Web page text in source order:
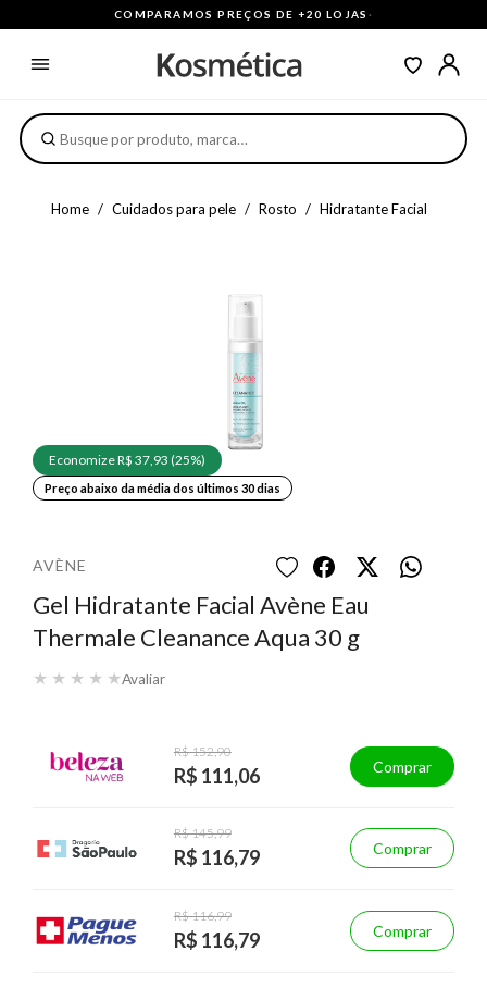
COMPARAMOS PREÇOS DE +20 LOJAS ·
Home Cuidados para pele Rosto Hidratante Facial
Economize R$ 37,93 (25%)
Preço abaixo da média dos últimos 30 dias
AVÈNE
Gel Hidratante Facial Avène Eau
Thermale Cleanance Aqua 30 g
★ ★ ★ ★ ★Avaliar
R$ 152,90
R$ 111,06 Comprar
R$ 145,99
R$ 116,79 Comprar
R$ 116,99
R$ 116,79 Comprar